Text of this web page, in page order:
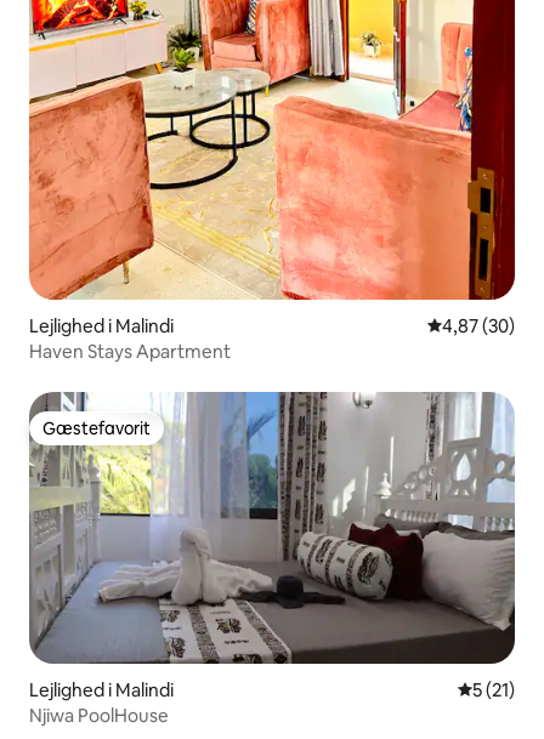
Lejlighed i Malindi 4,87 ud af 5 i
4,87 (30)
Haven Stays Apartment
Gæstefavorit
Gæstefavorit
Lejlighed i Malindi 5 ud af 5
5 (21)
Njiwa PoolHouse